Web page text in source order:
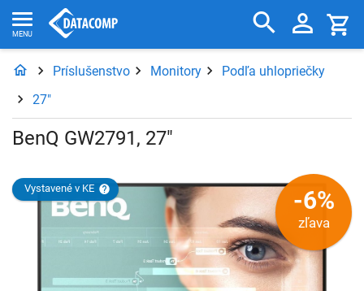
Príslušenstvo Monitory
Podľa uhlopriečky
27"
BenQ GW2791, 27"
Vystavené v KE -6%
zľava